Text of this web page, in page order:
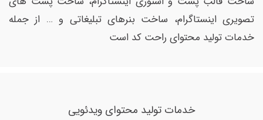
تصویری اینستاگرام، ساخت بنرهای تبلیغاتی و … از جمله
خدمات تولید محتوای راحت کد است
خدمات تولید محتوای ویدئویی